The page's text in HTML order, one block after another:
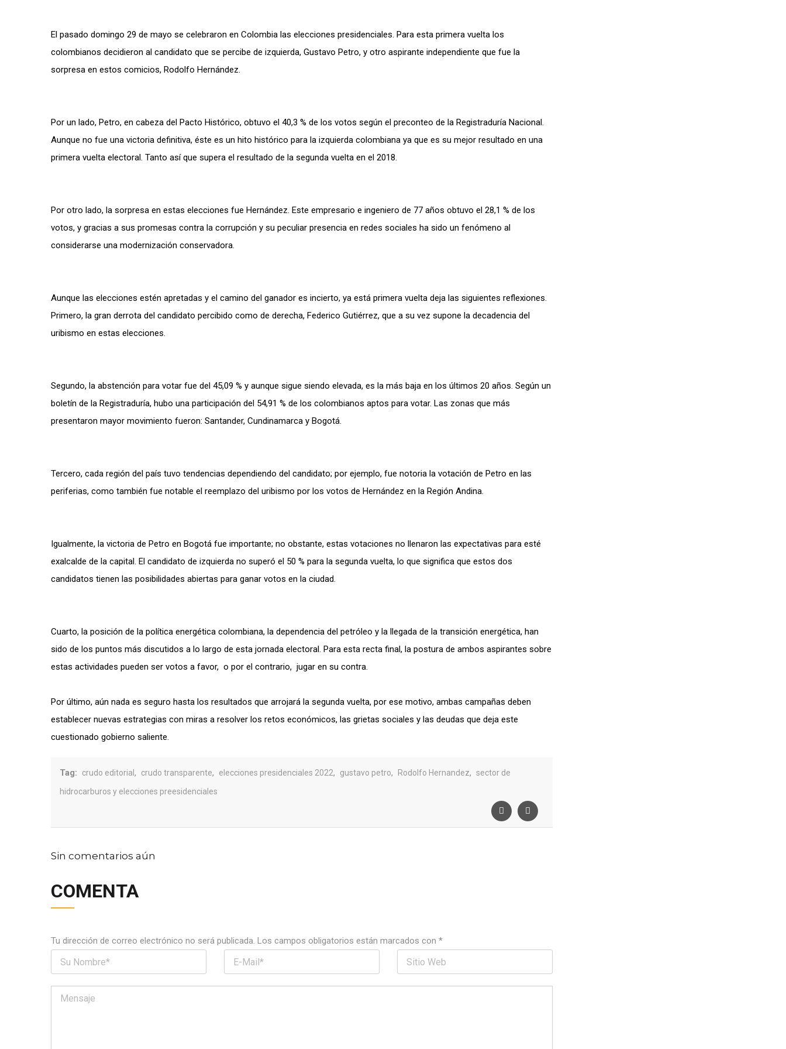
El pasado domingo 29 de mayo se celebraron en Colombia las elecciones presidenciales. Para esta primera vuelta los
colombianos decidieron al candidato que se percibe de izquierda, Gustavo Petro, y otro aspirante independiente que fue la
sorpresa en estos comicios, Rodolfo Hernández.
Por un lado, Petro, en cabeza del Pacto Histórico, obtuvo el 40,3 % de los votos según el preconteo de la Registraduría Nacional.
Aunque no fue una victoria definitiva, éste es un hito histórico para la izquierda colombiana ya que es su mejor resultado en una
primera vuelta electoral. Tanto así que supera el resultado de la segunda vuelta en el 2018.
Por otro lado, la sorpresa en estas elecciones fue Hernández. Este empresario e ingeniero de 77 años obtuvo el 28,1 % de los
votos, y gracias a sus promesas contra la corrupción y su peculiar presencia en redes sociales ha sido un fenómeno al
considerarse una modernización conservadora.
Aunque las elecciones estén apretadas y el camino del ganador es incierto, ya está primera vuelta deja las siguientes reflexiones.
Primero, la gran derrota del candidato percibido como de derecha, Federico Gutiérrez, que a su vez supone la decadencia del
uribismo en estas elecciones.
Segundo, la abstención para votar fue del 45,09 % y aunque sigue siendo elevada, es la más baja en los últimos 20 años. Según un
boletín de la Registraduría, hubo una participación del 54,91 % de los colombianos aptos para votar. Las zonas que más
presentaron mayor movimiento fueron: Santander, Cundinamarca y Bogotá.
Tercero, cada región del país tuvo tendencias dependiendo del candidato; por ejemplo, fue notoria la votación de Petro en las
periferias, como también fue notable el reemplazo del uribismo por los votos de Hernández en la Región Andina.
Igualmente, la victoria de Petro en Bogotá fue importante; no obstante, estas votaciones no llenaron las expectativas para esté
exalcalde de la capital. El candidato de izquierda no superó el 50 % para la segunda vuelta, lo que significa que estos dos
candidatos tienen las posibilidades abiertas para ganar votos en la ciudad.
Cuarto, la posición de la política energética colombiana, la dependencia del petróleo y la llegada de la transición energética, han
sido de los puntos más discutidos a lo largo de esta jornada electoral. Para esta recta final, la postura de ambos aspirantes sobre
estas actividades pueden ser votos a favor, o por el contrario, jugar en su contra.
Por último, aún nada es seguro hasta los resultados que arrojará la segunda vuelta, por ese motivo, ambas campañas deben
establecer nuevas estrategias con miras a resolver los retos económicos, las grietas sociales y las deudas que deja este
cuestionado gobierno saliente.
Tag: crudo editorial , crudo transparente, elecciones presidenciales 2022, gustavo petro, Rodolfo Hernandez, sector de
hidrocarburos y elecciones preesidenciales
Sin comentarios aún
COMENTA
Tu dirección de correo electrónico no será publicada. Los campos obligatorios están marcados con *